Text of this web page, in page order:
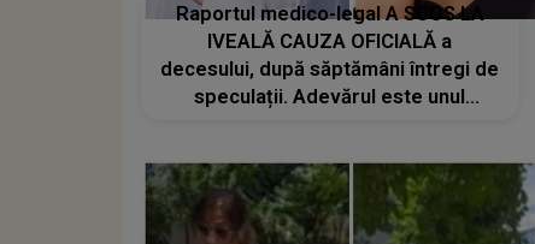
Raportul medico-legal A SCOS LA
IVEALĂ CAUZA OFICIALĂ a
decesului, după săptămâni întregi de
speculații. Adevărul este unul
s-a întâmplat, de fapt, cu actrița Ece
İrtem